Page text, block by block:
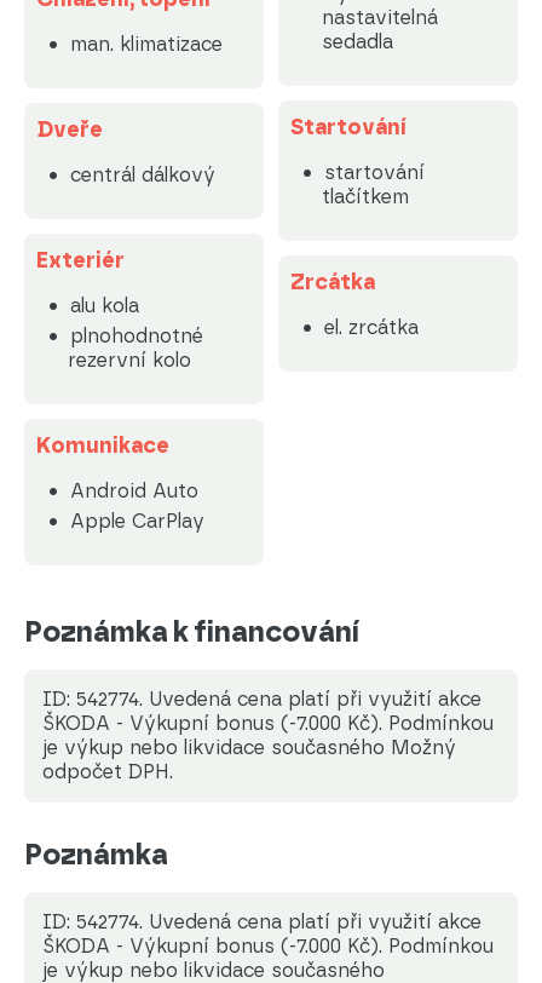
man. klimatizace
Dveře
centrál dálkový
Exteriér
alu kola
plnohodnotné
rezervní kolo
Komunikace
Android Auto
Apple CarPlay
nastavitelná
sedadla
Startování
startování
tlačítkem
Zrcátka
el. zrcátka
Poznámka k financování
ID: 542774. Uvedená cena platí při využití akce
ŠKODA - Výkupní bonus (-7.000 Kč). Podmínkou
je výkup nebo likvidace současného Možný
odpočet DPH.
Poznámka
ID: 542774. Uvedená cena platí při využití akce
ŠKODA - Výkupní bonus (-7.000 Kč). Podmínkou
je výkup nebo likvidace současného